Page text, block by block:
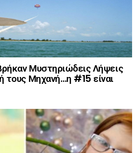
Μυστηριώδεις Λήψεις
Μηχανή…η #15 είναι